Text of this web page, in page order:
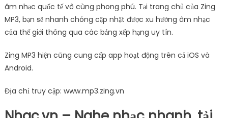
âm nhạc quốc tế vô cùng phong phú. Tại trang chủ của Zing
MP3, bạn sẽ nhanh chóng cập nhật được xu hướng âm nhạc
của thế giới thông qua các bảng xếp hạng uy tín.
Zing MP3 hiện cũng cung cấp app hoạt động trên cả iOS và
Android.
Địa chỉ truy cập: www.mp3.zing.vn